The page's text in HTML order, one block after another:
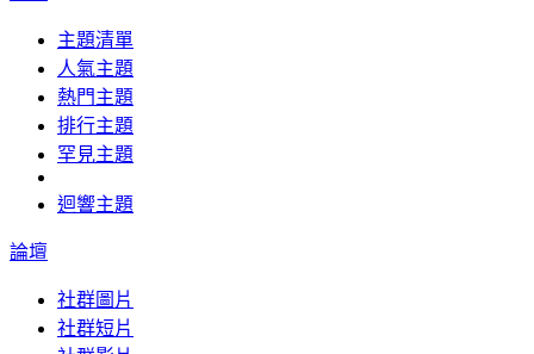
主題清單
人氣主題
熱門主題
排行主題
罕見主題
迴響主題
論壇
社群圖片
社群短片